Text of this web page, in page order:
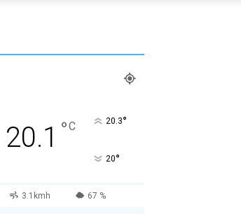
20.1 °C 20.3°
20°
3.1kmh 67 %